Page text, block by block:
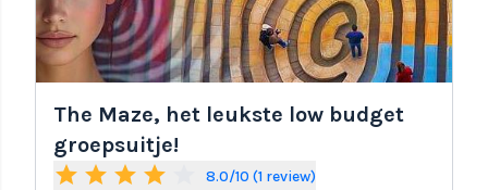
The Maze, het leukste low budget
groepsuitje!
star star star star 8.0/10 (1 review)